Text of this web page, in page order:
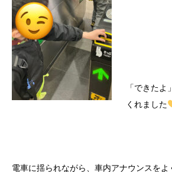
「できた
くれました
電車に揺られながら、車内アナウンスをよ